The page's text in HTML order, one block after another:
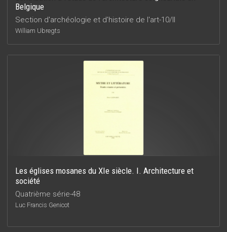
Belgique
Section d'archéologie et d'histoire de l'art-10/II
William Ubregts
Les églises mosanes du XIe siècle. I. Architecture et
société
Quatrième série-48
Luc Francis Genicot